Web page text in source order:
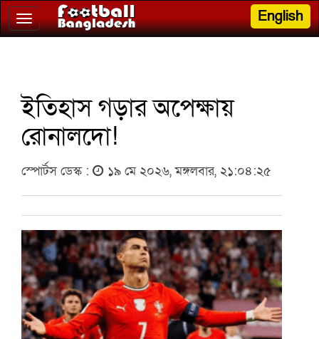
Toggle
navigation
English
ইতিহাস গড়ার অপেক্ষায়
রোনালদো!
স্পোর্টস ডেস্ক : ১৯ মে ২০২৬, মঙ্গলবার, ২১:০৪:২৫